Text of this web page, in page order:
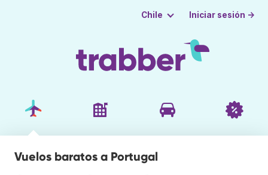
Chile Iniciar sesión →
Vuelos baratos a Portugal